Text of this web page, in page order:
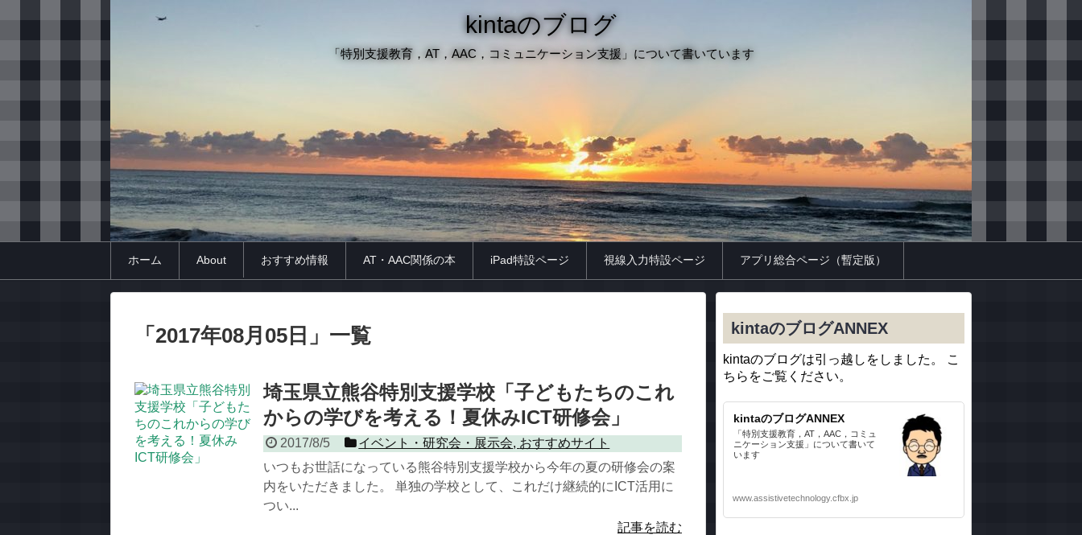
kintaのブログ
「特別支援教育，AT，AAC，コミュニケーション支援」について書いています
ホーム About おすすめ情報 AT・AAC関係の本 iPad特設ページ 視線入力特設ページ アプリ総合ページ（暫定版）
「 2017年08月05日 」 一覧
埼玉県立熊谷特別支援学校「子どもたちのこれ
からの学びを考える！夏休みICT研修会」
2017/8/5 イベント・研究会・展示会, おすすめサイト
いつもお世話になっている熊谷特別支援学校から今年の夏の研修会の案
内をいただきました。 単独の学校として、これだけ継続的にICT活用に
つい...
記事を読む
kintaのブログANNEX
kintaのブログは引っ越しをしました。 こ
ちらをご覧ください。
kintaのブログANNEX
「特別支援教育，AT，AAC，コミュ
ニケーション支援」について書いて
います
www.assistivetechnology.cfbx.jp